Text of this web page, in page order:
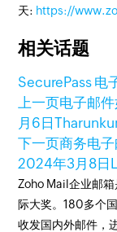
天: https://
相关话题
SecurePass 电
上一页电子邮
月6日
下一页商务电
2024年3月8日
Zoho Mail企业邮
际大奖。180多个
收发国内外邮件，